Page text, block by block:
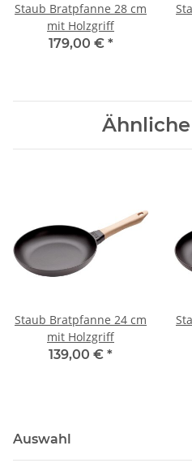
Staub Bratpfanne 28 cm
mit Holzgriff
179,00 € *
Staub Bratpfanne 24 cm
mit Holzgriff
139,00 € *
Auswahl